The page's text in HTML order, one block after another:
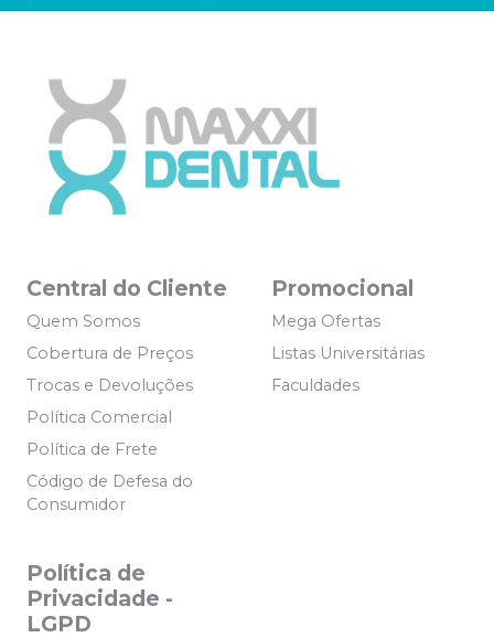
Central do Cliente
Quem Somos
Cobertura de Preços
Trocas e Devoluções
Política Comercial
Política de Frete
Código de Defesa do
Consumidor
Promocional
Mega Ofertas
Listas Universitárias
Faculdades
Política de
Privacidade -
LGPD